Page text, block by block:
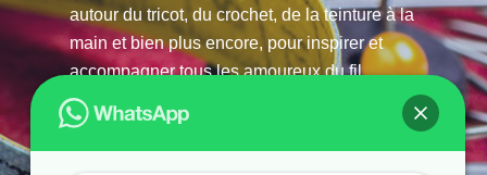
autour du tricot, du crochet, de la teinture à la
main et bien plus encore, pour inspirer et
accompagner tous les amoureux du fil.